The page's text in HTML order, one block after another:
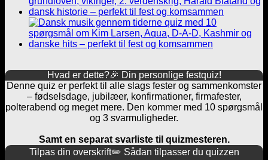
Hvad er dette?🎉 Din personlige festquiz!
Denne quiz er perfekt til alle slags fester og sammenkomster
– fødselsdage, jubilæer, konfirmationer, firmafester,
polterabend og meget mere. Den kommer med 10 spørgsmål
og 3 svarmuligheder.
Samt en separat svarliste til quizmesteren.
Tilpas din overskrift✏️ Sådan tilpasser du quizzen